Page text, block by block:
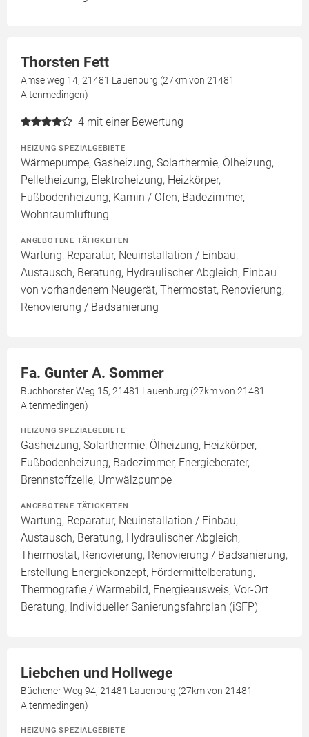
Thorsten Fett
Amselweg 14, 21481 Lauenburg (27km von 21481
Altenmedingen)
4 mit einer Bewertung
HEIZUNG SPEZIALGEBIETE
Wärmepumpe, Gasheizung, Solarthermie, Ölheizung,
Pelletheizung, Elektroheizung, Heizkörper,
Fußbodenheizung, Kamin / Ofen, Badezimmer,
Wohnraumlüftung
ANGEBOTENE TÄTIGKEITEN
Wartung, Reparatur, Neuinstallation / Einbau,
Austausch, Beratung, Hydraulischer Abgleich, Einbau
von vorhandenem Neugerät, Thermostat, Renovierung,
Renovierung / Badsanierung
Fa. Gunter A. Sommer
Buchhorster Weg 15, 21481 Lauenburg (27km von 21481
Altenmedingen)
HEIZUNG SPEZIALGEBIETE
Gasheizung, Solarthermie, Ölheizung, Heizkörper,
Fußbodenheizung, Badezimmer, Energieberater,
Brennstoffzelle, Umwälzpumpe
ANGEBOTENE TÄTIGKEITEN
Wartung, Reparatur, Neuinstallation / Einbau,
Austausch, Beratung, Hydraulischer Abgleich,
Thermostat, Renovierung, Renovierung / Badsanierung,
Erstellung Energiekonzept, Fördermittelberatung,
Thermografie / Wärmebild, Energieausweis, Vor-Ort
Beratung, Individueller Sanierungsfahrplan (iSFP)
Liebchen und Hollwege
Büchener Weg 94, 21481 Lauenburg (27km von 21481
Altenmedingen)
HEIZUNG SPEZIALGEBIETE